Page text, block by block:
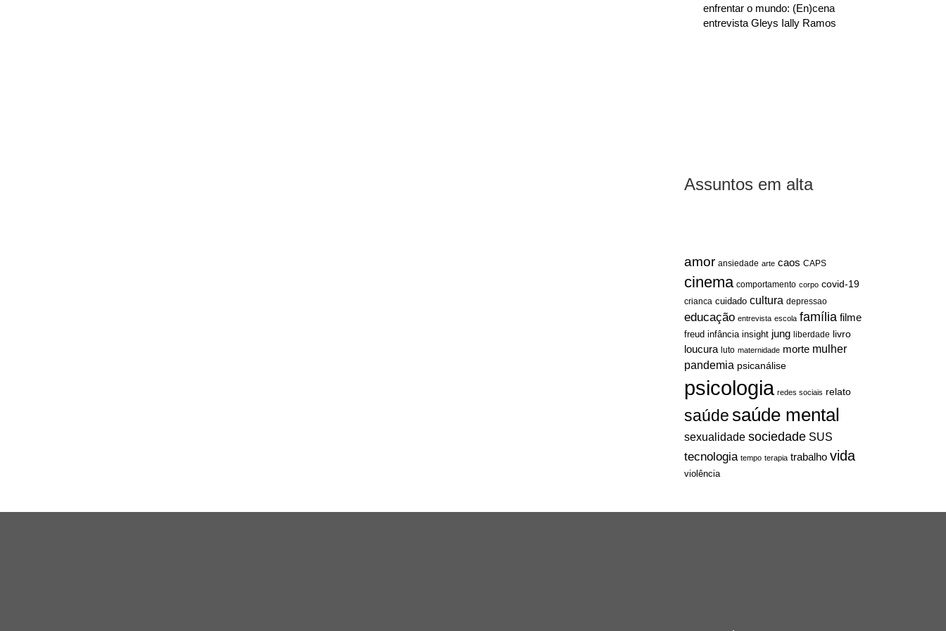
enfrentar o mundo: (En)cena
entrevista Gleys Ially Ramos
Assuntos em alta
amor ansiedade arte caos CAPS
cinema comportamento corpo covid-19
crianca cuidado cultura depressao
educação entrevista escola família filme
freud infância insight jung liberdade livro
loucura luto maternidade morte mulher
pandemia psicanálise
psicologia redes sociais relato
saúdesaúde mental
sexualidade sociedade SUS
tecnologia tempo terapia trabalho vida
violência